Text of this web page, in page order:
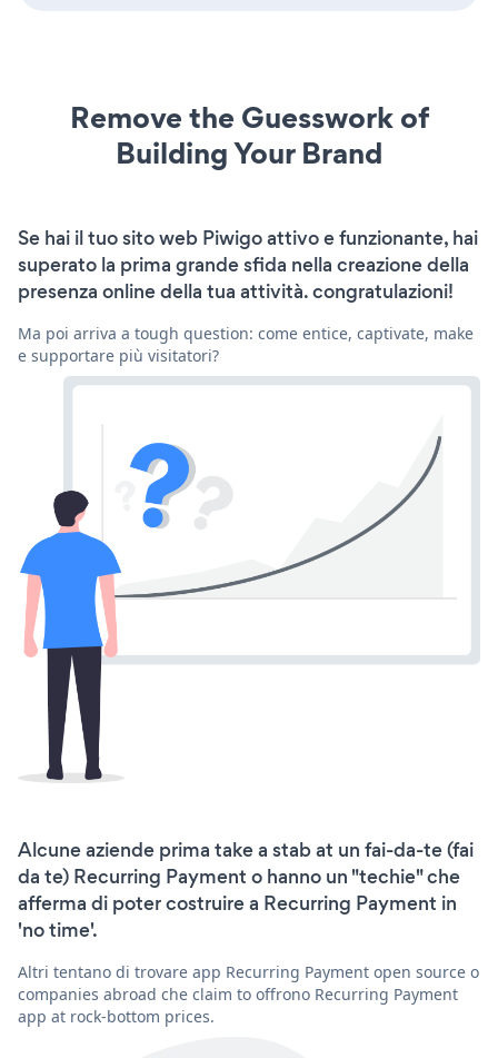
Remove the Guesswork of
Building Your Brand
Se hai il tuo sito web Piwigo attivo e funzionante, hai
superato la prima grande sfida nella creazione della
presenza online della tua attività. congratulazioni!
Ma poi arriva a tough question: come entice, captivate, make
e supportare più visitatori?
Alcune aziende prima take a stab at un fai-da-te (fai
da te) Recurring Payment o hanno un "techie" che
afferma di poter costruire a Recurring Payment in
'no time'.
Altri tentano di trovare app Recurring Payment open source o
companies abroad che claim to offrono Recurring Payment
app at rock-bottom prices.